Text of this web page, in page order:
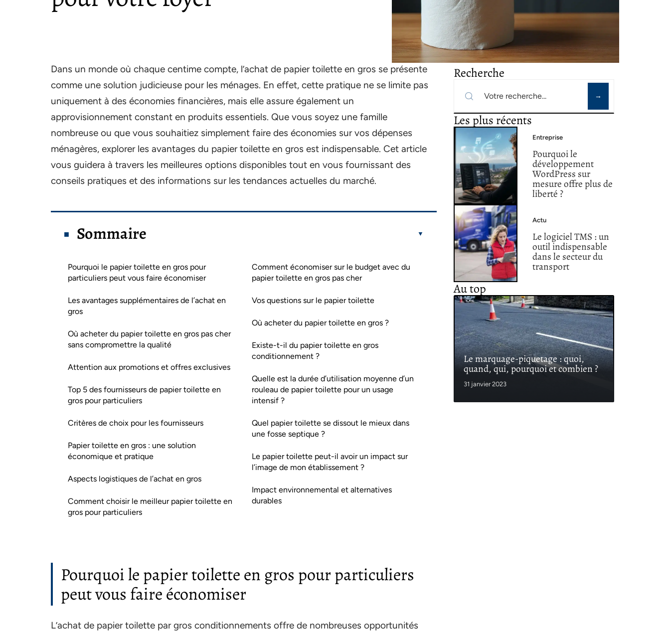
Dans un monde où chaque centime compte, l’achat de papier toilette en gros se présente
comme une solution judicieuse pour les ménages. En effet, cette pratique ne se limite pas
uniquement à des économies financières, mais elle assure également un
approvisionnement constant en produits essentiels. Que vous soyez une famille
nombreuse ou que vous souhaitiez simplement faire des économies sur vos dépenses
ménagères, explorer les avantages du papier toilette en gros est indispensable. Cet article
vous guidera à travers les meilleures options disponibles tout en vous fournissant des
conseils pratiques et des informations sur les tendances actuelles du marché.
Sommaire
Pourquoi le papier toilette en gros pour
particuliers peut vous faire économiser
Les avantages supplémentaires de l’achat en
gros
Où acheter du papier toilette en gros pas cher
sans compromettre la qualité
Attention aux promotions et offres exclusives
Top 5 des fournisseurs de papier toilette en
gros pour particuliers
Critères de choix pour les fournisseurs
Papier toilette en gros : une solution
économique et pratique
Aspects logistiques de l’achat en gros
Comment choisir le meilleur papier toilette en
gros pour particuliers
Comment économiser sur le budget avec du
papier toilette en gros pas cher
Vos questions sur le papier toilette
Où acheter du papier toilette en gros ?
Existe-t-il du papier toilette en gros
conditionnement ?
Quelle est la durée d’utilisation moyenne d’un
rouleau de papier toilette pour un usage
intensif ?
Quel papier toilette se dissout le mieux dans
une fosse septique ?
Le papier toilette peut-il avoir un impact sur
l’image de mon établissement ?
Impact environnemental et alternatives
durables
Pourquoi le papier toilette en gros pour particuliers
peut vous faire économiser
L’achat de papier toilette par gros conditionnements offre de nombreuses opportunités
Recherche
Les plus récents
Entreprise
Pourquoi le
développement
WordPress sur
mesure offre plus de
liberté ?
Actu
Le logiciel TMS : un
outil indispensable
dans le secteur du
transport
Au top
Le marquage-piquetage : quoi,
quand, qui, pourquoi et combien ?
31 janvier 2023